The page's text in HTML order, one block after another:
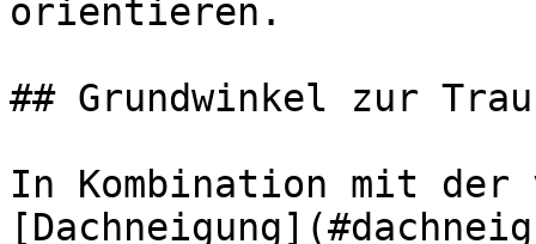
orientieren.
## Grundwinkel zur
In Kombination mit der